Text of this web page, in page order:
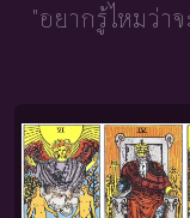
"อยากรู้ไหมว่า